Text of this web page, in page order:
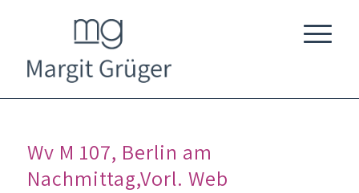
Wv M 107, Berlin am
Nachmittag,Vorl. Web